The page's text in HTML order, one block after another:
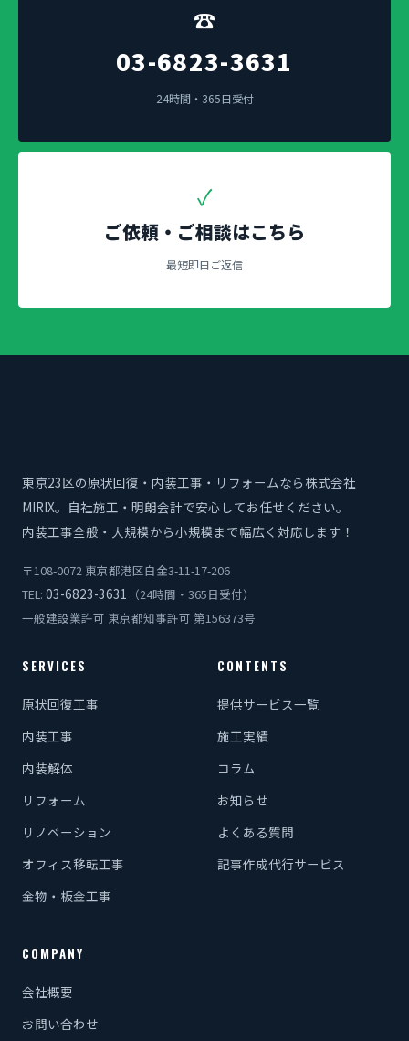
☎
03-6823-3631
24時間・365日受付
✓
ご依頼・ご相談はこちら
最短即日ご返信
東京23区の原状回復・内装工事・リフォームなら株式会社
MIRIX。自社施工・明朗会計で安心してお任せください。
内装工事全般・大規模から小規模まで幅広く対応します！
〒108-0072 東京都港区白金3-11-17-206
TEL: 03-6823-3631 （24時間・365日受付）
一般建設業許可 東京都知事許可 第156373号
SERVICES
原状回復工事
内装工事
内装解体
リフォーム
リノベーション
オフィス移転工事
金物・板金工事
CONTENTS
提供サービス一覧
施工実績
コラム
お知らせ
よくある質問
記事作成代行サービス
COMPANY
会社概要
お問い合わせ